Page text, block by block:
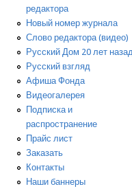
редактора
Новый номер журнала
Слово редактора (видео)
Русский Дом 20 лет назад
Русский взгляд
Афиша Фонда
Видеогалерея
Подписка и
распространение
Прайс лист
Заказать
Контакты
Наши баннеры